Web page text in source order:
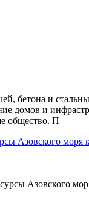
бетона и
домов и
общество. П
Азовского моря